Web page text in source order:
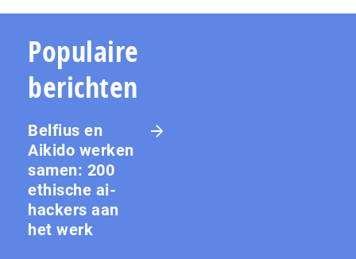
Populaire
berichten
Belfius en
Aikido werken
samen: 200
ethische ai-
hackers aan
het werk